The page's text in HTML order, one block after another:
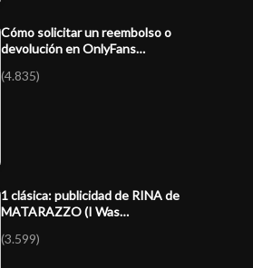
Cómo solicitar un reembolso o
devolución en OnlyFans…
(4.835)
1 clásica: publicidad de RINA de
MATARAZZO (I Was…
(3.599)